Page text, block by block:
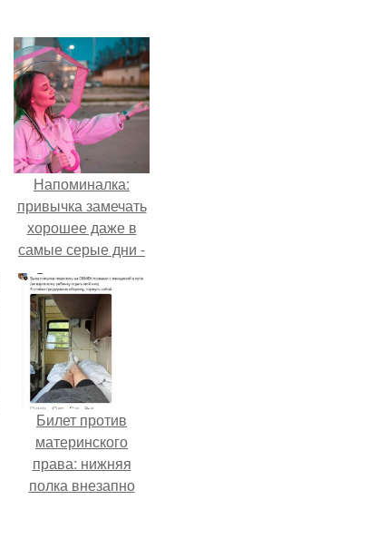
Напоминалка:
привычка замечать
хорошее даже в
самые серые дни -
это не очередная
сказка из книг по
саморазвитию.
Билет против
материнского
права: нижняя
полка внезапно